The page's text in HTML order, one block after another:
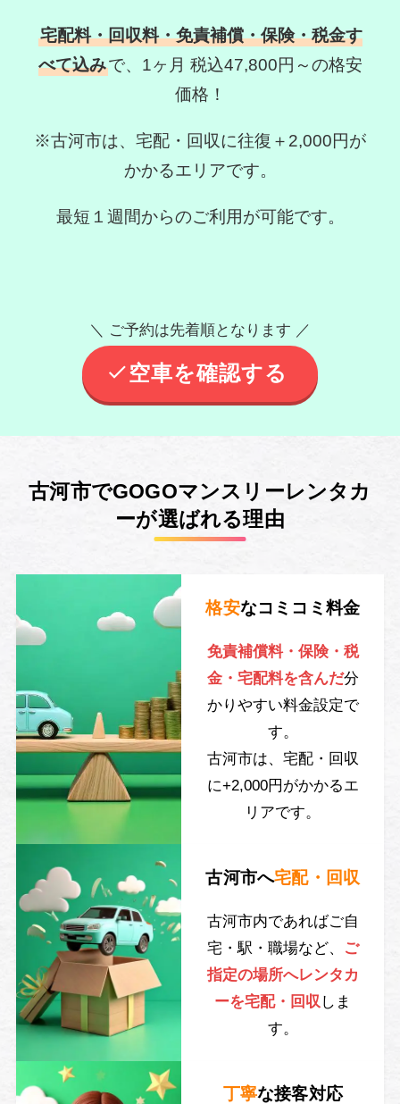
宅配料・回収料・免責補償・保険・税金す
べて込みで、 1ヶ月 税込47,800円～の格安
価格！
※古河市は、宅配・回収に往復＋2,000円が
かかるエリアです。
最短１週間からのご利用が可能です。
＼ ご予約は先着順となります ／
空車を確認する
古河市でGOGOマンスリーレンタカ
ーが選ばれる理由
格安なコミコミ料金
免責補償料・保険・税
金・宅配料を含んだ分
かりやすい料金設定で
す。
古河市は、宅配・回収
に+2,000円がかかるエ
リアです。
古河市へ宅配・回収
古河市内であればご自
宅・駅・職場など、
ご
指定の場所へレンタカ
ーを宅配・回収しま
す。
丁寧な接客対応